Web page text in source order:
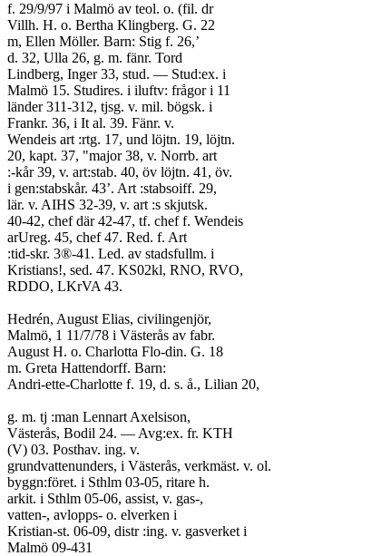
f. 29/9/97 i Malmö av teol. o. (fil. dr
Villh. H. o. Bertha Klingberg. G. 22
m, Ellen Möller. Barn: Stig f. 26,’
d. 32, Ulla 26, g. m. fänr. Tord
Lindberg, Inger 33, stud. — Stud:ex. i
Malmö 15. Studires. i iluftv: frågor i 11
länder 311-312, tjsg. v. mil. bögsk. i
Frankr. 36, i It al. 39. Fänr. v.
Wendeis art :rtg. 17, und löjtn. 19, löjtn.
20, kapt. 37, "major 38, v. Norrb. art
:-kår 39, v. art:stab. 40, öv löjtn. 41, öv.
i gen:stabskår. 43’. Art :stabsoiff. 29,
lär. v. AIHS 32-39, v. art :s skjutsk.
40-42, chef där 42-47, tf. chef f. Wendeis
arUreg. 45, chef 47. Red. f. Art
:tid-skr. 3®-41. Led. av stadsfullm. i
Kristians!, sed. 47. KS02kl, RNO, RVO,
RDDO, LKrVA 43.
Hedrén, August Elias, civilingenjör,
Malmö, 1 11/7/78 i Västerås av fabr.
August H. o. Charlotta Flo-din. G. 18
m. Greta Hattendorff. Barn:
Andri-ette-Charlotte f. 19, d. s. å., Lilian 20,
g. m. tj :man Lennart Axelsison,
Västerås, Bodil 24. — Avg:ex. fr. KTH
(V) 03. Posthav. ing. v.
grundvattenunders, i Västerås, verkmäst. v. ol.
byggn:föret. i Sthlm 03-05, ritare h.
arkit. i Sthlm 05-06, assist, v. gas-,
vatten-, avlopps- o. elverken i
Kristian-st. 06-09, distr :ing. v. gasverket i
Malmö 09-431